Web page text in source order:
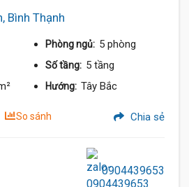
Bình Thạnh
Phòng ngủ: 5 phòng
Số tầng: 5 tầng
Hướng: Tây Bắc
So sánh Chia sẻ
0904439653